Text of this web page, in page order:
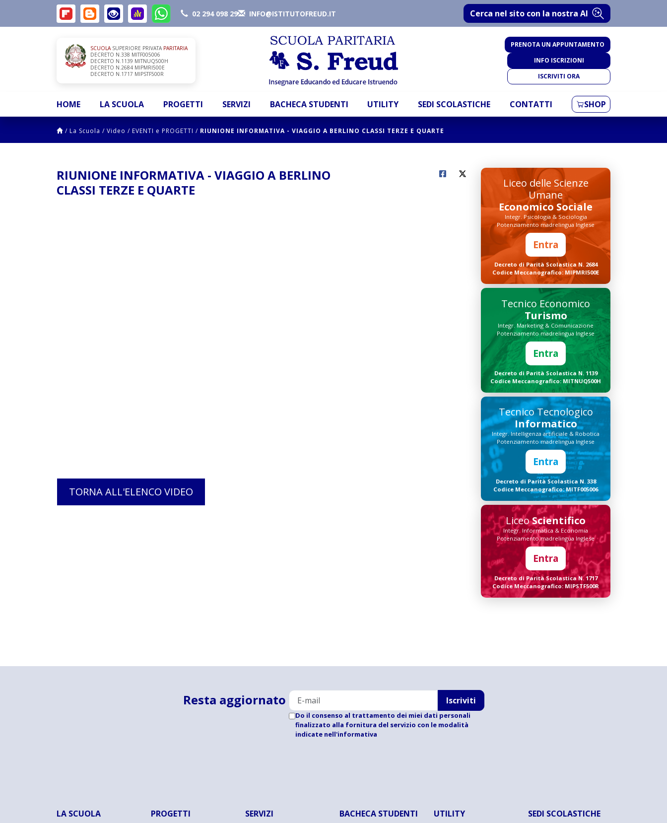
02 294 098 29 INFO@ISTITUTOFREUD.IT Cerca nel sito con la nostra AI
SCUOLASUPERIORE PRIVATA PARITARIA
DECRETO N.338 MITF005006
DECRETO N.1139 MITNUQ500H
DECRETO N.2684 MIPMRI500E
DECRETO N.1717 MIPSTF500R
PRENOTA UN APPUNTAMENTO
INFO ISCRIZIONI
ISCRIVITI ORA
HOME LA SCUOLA PROGETTI SERVIZI BACHECA STUDENTI UTILITY SEDI SCOLASTICHE CONTATTI SHOP
/ La Scuola / Video / EVENTI e PROGETTI / RIUNIONE INFORMATIVA - VIAGGIO A BERLINO CLASSI TERZE E QUARTE
RIUNIONE INFORMATIVA - VIAGGIO A BERLINO
CLASSI TERZE E QUARTE
TORNA ALL'ELENCO VIDEO
Liceo delle Scienze
Umane
Economico Sociale
Integr. Psicologia & Sociologia
Potenziamento madrelingua Inglese
Entra
Decreto di Parità Scolastica N. 2684
Codice Meccanografico: MIPMRI500E
Tecnico Economico
Turismo
Integr. Marketing & Comunicazione
Potenziamento madrelingua Inglese
Entra
Decreto di Parità Scolastica N. 1139
Codice Meccanografico: MITNUQ500H
Tecnico Tecnologico
Informatico
Integr. Intelligenza artificiale & Robotica
Potenziamento madrelingua Inglese
Entra
Decreto di Parità Scolastica N. 338
Codice Meccanografico: MITF005006
LiceoScientifico
Integr. Informatica & Economia
Potenziamento madrelingua Inglese
Entra
Decreto di Parità Scolastica N. 1717
Codice Meccanografico: MIPSTF500R
Resta aggiornato Iscriviti
Do il consenso al trattamento dei miei dati personali
finalizzato alla fornitura del servizio con le modalità
indicate nell'informativa
LA SCUOLA PROGETTI SERVIZI BACHECA STUDENTI UTILITY SEDI SCOLASTICHE